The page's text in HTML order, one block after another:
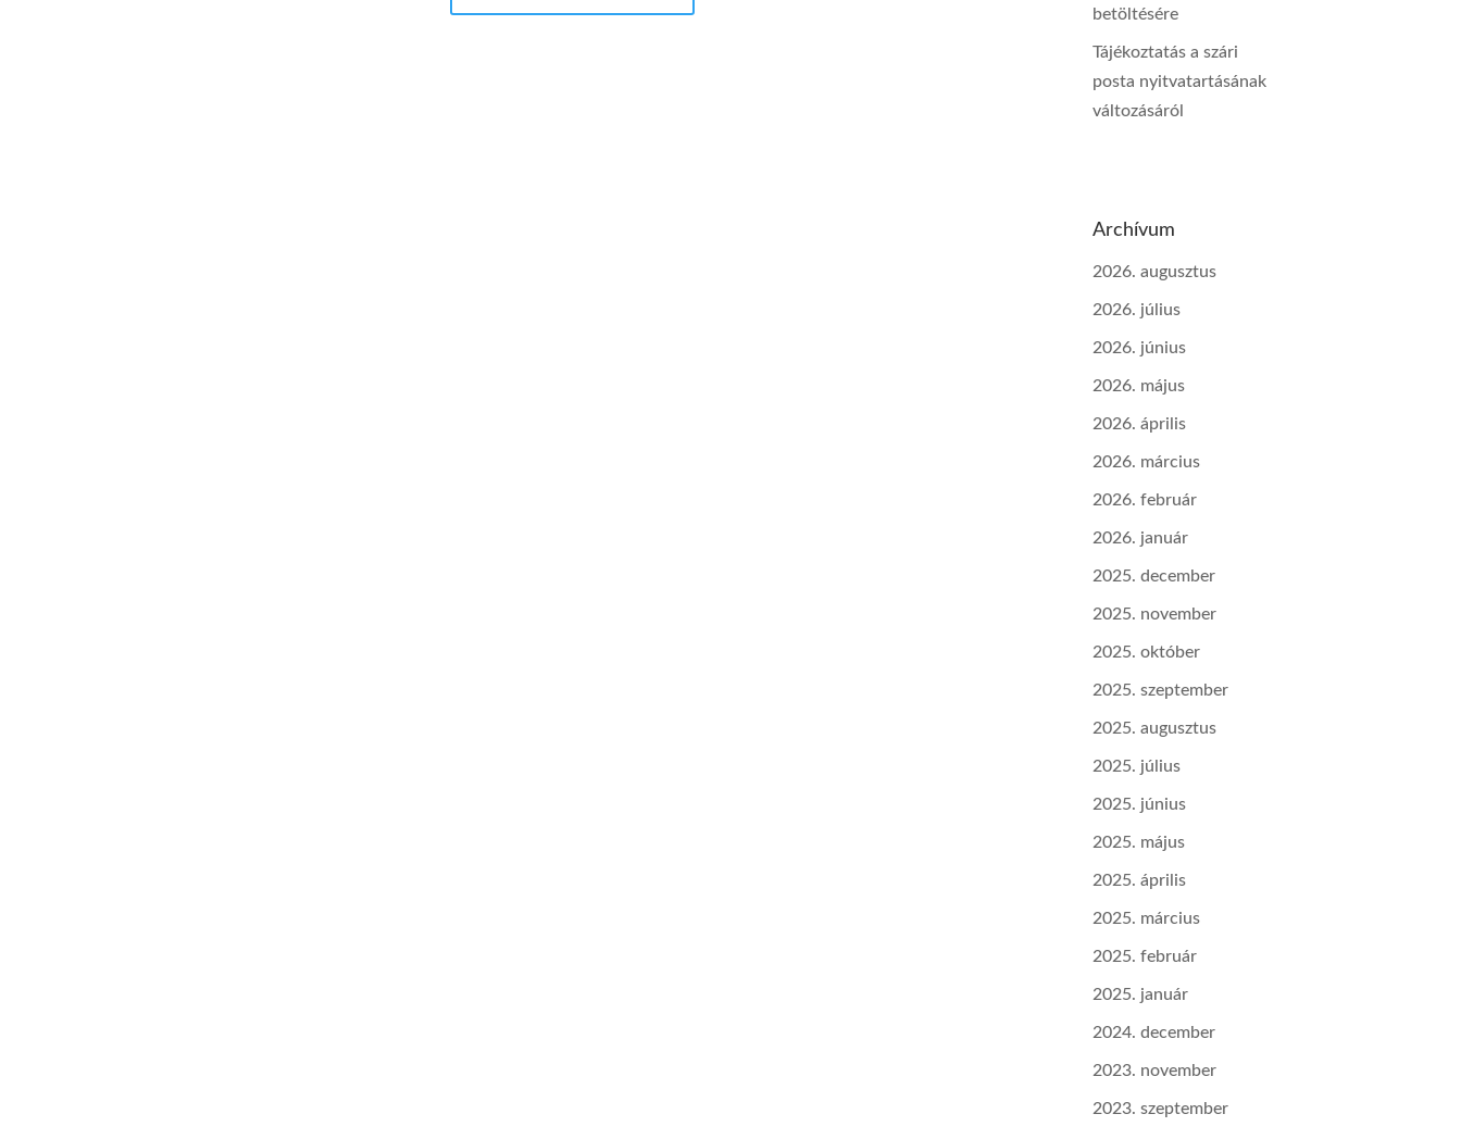
betöltésére
Tájékoztatás a szári
posta nyitvatartásának
változásáról
Archívum
2026. augusztus
2026. július
2026. június
2026. május
2026. április
2026. március
2026. február
2026. január
2025. december
2025. november
2025. október
2025. szeptember
2025. augusztus
2025. július
2025. június
2025. május
2025. április
2025. március
2025. február
2025. január
2024. december
2023. november
2023. szeptember